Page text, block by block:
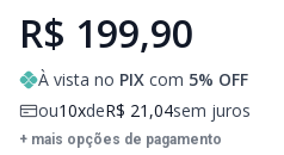
R$ 199,90
À vista no PIX com 5% OFF
ou10 deR$ 21 ,04sem juros
+ mais opções de pagamento